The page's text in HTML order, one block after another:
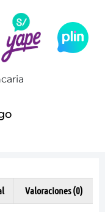
Valoraciones (0)